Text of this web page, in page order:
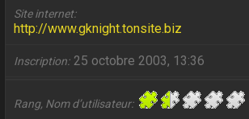
Site internet
http://www.gknight.tonsite.biz
Inscription 25 octobre 2003, 13:36
Rang, Nom d’utilisateur